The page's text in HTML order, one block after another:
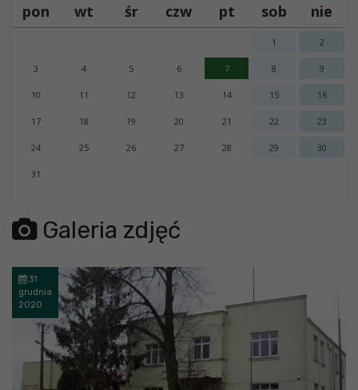
pon wt śr czw pt sob nie
1 2
3 4 5 6 7 8 9
10 11 12 13 14 15 16
17 18 19 20 21 22 23
24 25 26 27 28 29 30
31
error getting json:
Galeria zdjęć
31
grudnia
2020